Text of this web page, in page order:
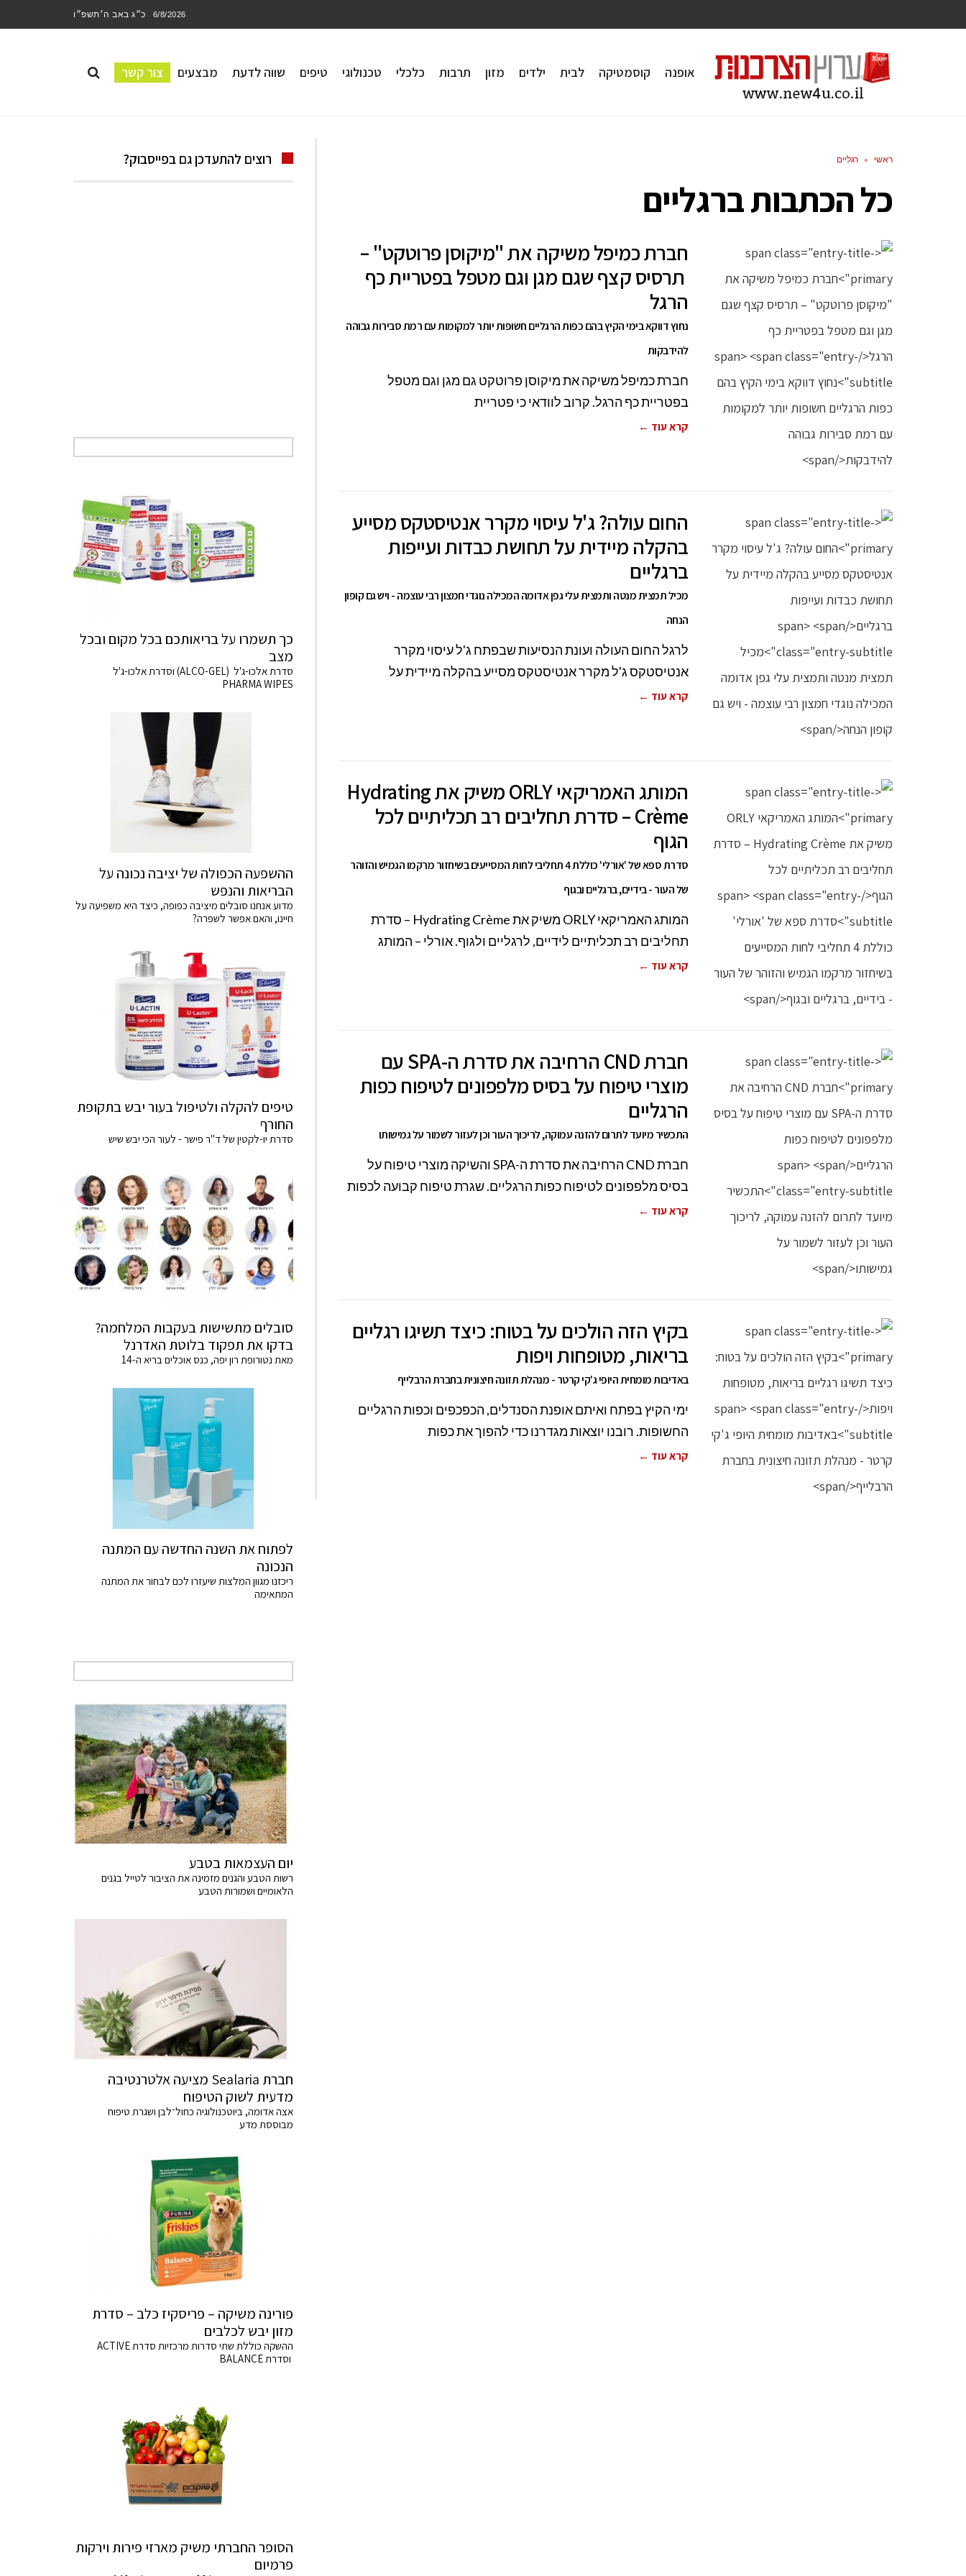
6/8/2026 כ״ג באב ה׳תשפ״ו
אופנה קוסמטיקה לבית ילדים מזון תרבות כלכלי טכנולוגי טיפים שווה לדעת מבצעים צור קשר
ראשי » רגליים
כל הכתבות ברגליים
חברת כמיפל משיקה את "מיקוסן פרוטקט" –
תרסיס קצף שגם מגן וגם מטפל בפטריית כף
הרגל
נחוץ דווקא בימי הקיץ בהם כפות הרגליים חשופות יותר למקומות עם רמת סבירות גבוהה
להידבקות
חברת כמיפל משיקה את מיקוסן פרוטקט גם מגן וגם מטפל
בפטריית כף הרגל. קרוב לוודאי כי פטריית
קרא עוד ←
החום עולה? ג'ל עיסוי מקרר אנטיסטקס מסייע
בהקלה מיידית על תחושת כבדות ועייפות
ברגליים
מכיל תמצית מנטה ותמצית עלי גפן אדומה המכילה נוגדי חמצון רבי עוצמה - ויש גם קופון
הנחה
לרגל החום העולה ועונת הנסיעות שבפתח ג'ל עיסוי מקרר
אנטיסטקס ג'ל מקרר אנטיסטקס מסייע בהקלה מיידית על
קרא עוד ←
המותג האמריקאי ORLY משיק את Hydrating
Crème – סדרת תחליבים רב תכליתיים לכל
הגוף
סדרת ספא של 'אורלי' כוללת 4 תחליבי לחות המסייעים בשיחזור מרקמו הגמיש והזוהר
של העור - בידיים, ברגליים ובגוף
המותג האמריקאי ORLY משיק את Hydrating Crème – סדרת
תחליבים רב תכליתיים לידיים, לרגליים ולגוף. אורלי – המותג
קרא עוד ←
חברת CND הרחיבה את סדרת ה-SPA עם
מוצרי טיפוח על בסיס מלפפונים לטיפוח כפות
הרגליים
התכשיר מיועד לתרום להזנה עמוקה, לריכוך העור וכן לעזור לשמור על גמישותו
חברת CND הרחיבה את סדרת ה-SPA והשיקה מוצרי טיפוח על
בסיס מלפפונים לטיפוח כפות הרגליים. שגרת טיפוח קבועה לכפות
קרא עוד ←
בקיץ הזה הולכים על בטוח: כיצד תשיגו רגליים
בריאות, מטופחות ויפות
באדיבות מומחית היופי ג'קי קרטר - מנהלת תזונה חיצונית בחברת הרבלייף
ימי הקיץ בפתח ואיתם אופנת הסנדלים, הכפכפים וכפות הרגליים
החשופות. רובנו יוצאות מגדרנו כדי להפוך את כפות
קרא עוד ←
רוצים להתעדכן גם בפייסבוק?
כך תשמרו על בריאותכם בכל מקום ובכל
מצב
סדרת אלכו-ג'ל (ALCO-GEL) וסדרת אלכו-ג'ל
PHARMA WIPES
ההשפעה הכפולה של יציבה נכונה על
הבריאות והנפש
מדוע אנחנו סובלים מיציבה כפופה, כיצד היא משפיעה על
חיינו, והאם אפשר לשפרה?
טיפים להקלה ולטיפול בעור יבש בתקופת
החורף
סדרת יו-לקטין של ד"ר פישר - לעור הכי יבש שיש
סובלים מתשישות בעקבות המלחמה?
בדקו את תפקוד בלוטת האדרנל
מאת נטורופת רון יפה, כנס אוכלים בריא ה-14
לפתוח את השנה החדשה עם המתנה
הנכונה
ריכזנו מגוון המלצות שיעזרו לכם לבחור את המתנה
המתאימה
יום העצמאות בטבע
רשות הטבע והגנים מזמינה את הציבור לטייל בגנים
הלאומיים ושמורות הטבע
חברת Sealaria מציעה אלטרנטיבה
מדעית לשוק הטיפוח
אצה אדומה, ביוטכנולוגיה כחול־לבן ושגרת טיפוח
מבוססת מדע
פורינה משיקה – פריסקיז כלב – סדרת
מזון יבש לכלבים
ההשקה כוללת שתי סדרות מרכזיות סדרת ACTIVE
וסדרת BALANCE
הסופר החברתי משיק מארזי פירות וירקות
פרמיום